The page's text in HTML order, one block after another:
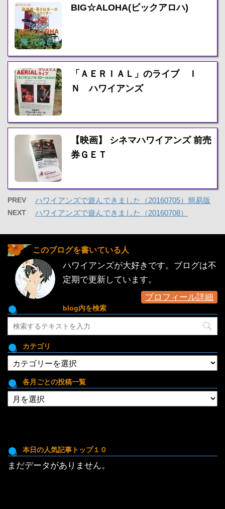
BIG☆ALOHA(ビックアロハ)
「ＡＥＲＩＡＬ」のライブ Ｉ
Ｎ ハワイアンズ
【映画】 シネマハワイアンズ 前売
券ＧＥＴ
PREV ハワイアンズで遊んできました（20160705）簡易版
NEXT ハワイアンズで遊んできました（20160708）
このブログを書いている人
ハワイアンズが大好きです。ブログは不
定期で更新しています。
プロフィール詳細
blog内を検索
カテゴリ
テ
ゴ
リ
各月ごとの投稿一覧
各
月
投
稿
一
本日の人気記事トップ１０
まだデータがありません。